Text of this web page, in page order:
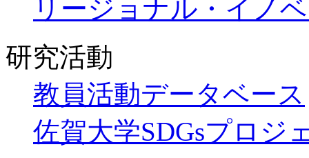
リージョナル・イノ
研究活動
教員活動データベース
佐賀大学SDGsプロジ